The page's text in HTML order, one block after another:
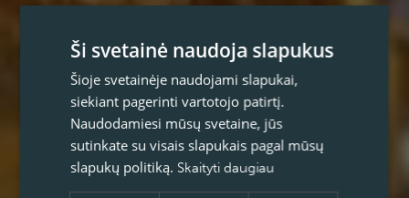
Ši svetainė naudoja slapukus
Šioje svetainėje naudojami slapukai,
siekiant pagerinti vartotojo patirtį.
Naudodamiesi mūsų svetaine, jūs
sutinkate su visais slapukais pagal mūsų
slapukų politiką. Skaityti daugiau